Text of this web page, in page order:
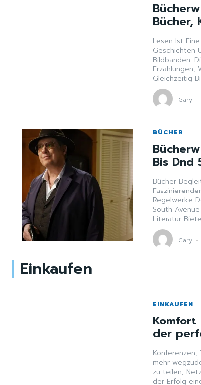
Bücher,
Lesen Ist
Geschichten
Bildbänden.
Erzählungen,
Gleichzeitig
Gary -
BÜCHER
Bis Dnd
Bücher
Regelwerke
South
Literatur
Gary -
Einkaufen
EINKAUFEN
Komfort
der
Konferenzen,
mehr
zu teilen,
der Erfolg